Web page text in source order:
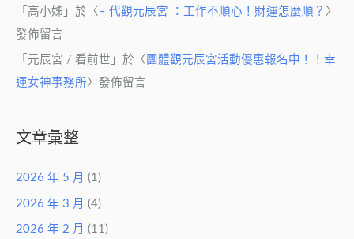
「 高小姊 」於〈 – 代觀元辰宮 ：工作不順心！財運怎麼順？ 〉
發佈留言
「 元辰宮 / 看前世 」於〈 團體觀元辰宮活動優惠報名中！！幸
運女神事務所〉發佈留言
文章彙整
2026 年 5 月 (1)
2026 年 3 月 (4)
2026 年 2 月 (11)